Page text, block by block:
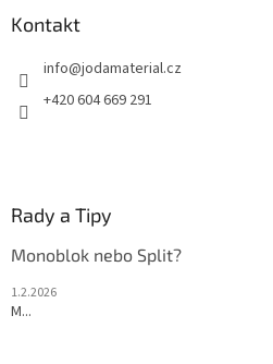
Kontakt
info@jodamaterial.cz
+420 604 669 291
Rady a Tipy
Monoblok nebo Split?
1.2.2026
M...